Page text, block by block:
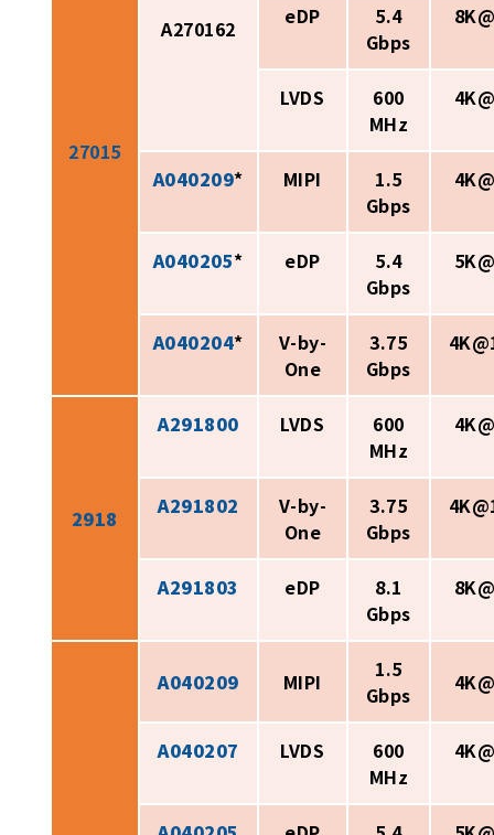
27015
A270162 eDP
5.4
Gbps
LVDS
600
MHz
A040209* MIPI
1.5
Gbps
A040205* eDP
5.4
Gbps
A040204*
V-by-
One
3.75
Gbps
2918
A291800 LVDS
600
MHz
A291802
V-by-
One
3.75
Gbps
A291803 eDP
8.1
Gbps
A040209 MIPI
1.5
Gbps
A040207 LVDS
600
MHz